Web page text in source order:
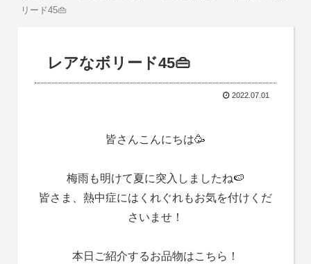
リード45👜
レアなボリード45👜
2022.07.01
皆さんこんにちは🥳
梅雨も明けて夏に突入しましたね🍉
皆さま、熱中症にはくれぐれもお気を付けくだ
さいませ！
本日ご紹介するお品物はこちら！